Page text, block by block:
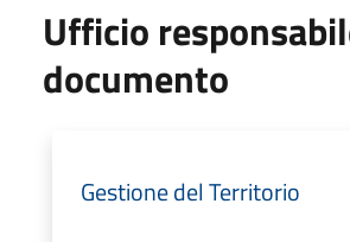
Ufficio
documento
Gestione del Territorio